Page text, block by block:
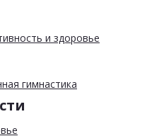
и здоровье
гимнастика